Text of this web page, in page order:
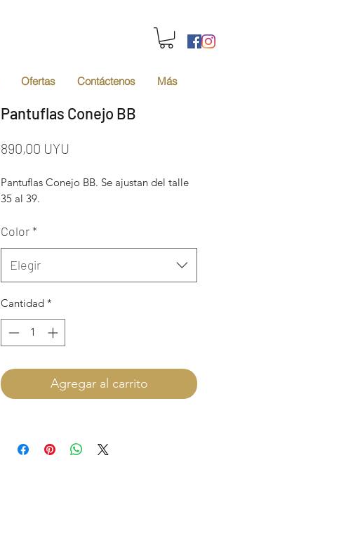
Ofertas Contáctenos Más
Pantuflas Conejo BB
890,00 UYU
Pantuflas Conejo BB. Se ajustan del talle
35 al 39.
Color*
Elegir
Cantidad *
Agregar al carrito